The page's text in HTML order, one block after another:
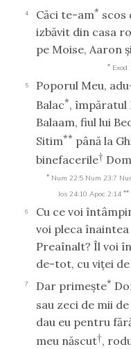
4 Căci te-am* scos
izbăvit din casa
pe Moise, Aaron
* Exod
5
Poporul Meu,
Balac*, împăratul
Balaam, fiul lui
Sitim** până la
binefacerile†
* Num 22:5 Num 23:7
Ios 24:10 Apoc 2:14 **
6
Cu ce voi
voi pleca
Preaînalt? Îl voi
de-tot, cu viţei de
7 Dar primeşte*
sau zeci de mii
dau eu pentru
meu născut†,